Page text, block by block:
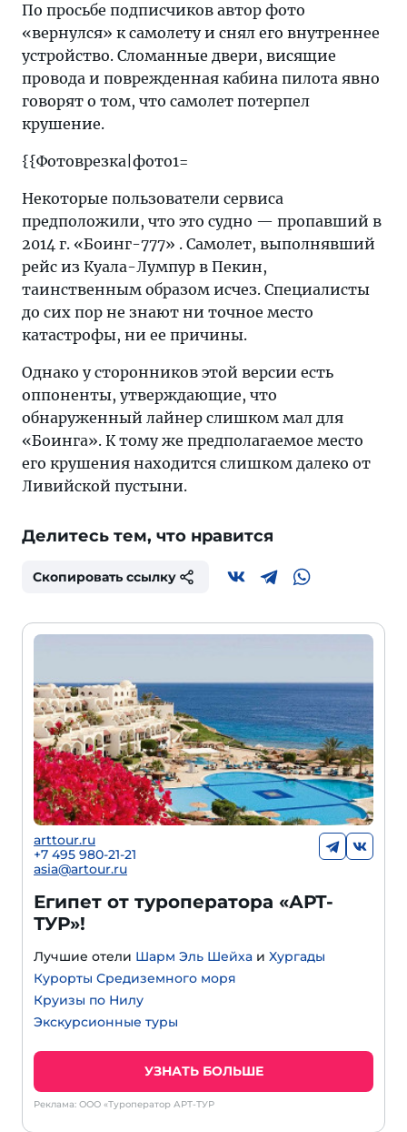
По просьбе подписчиков автор фото
«вернулся» к самолету и снял его внутреннее
устройство. Сломанные двери, висящие
провода и поврежденная кабина пилота явно
говорят о том, что самолет потерпел
крушение.
{{Фотоврезка|фото1=
Некоторые пользователи сервиса
предположили, что это судно — пропавший в
2014 г. «Боинг-777» . Самолет, выполнявший
рейс из Куала-Лумпур в Пекин,
таинственным образом исчез. Специалисты
до сих пор не знают ни точное место
катастрофы, ни ее причины.
Однако у сторонников этой версии есть
оппоненты, утверждающие, что
обнаруженный лайнер слишком мал для
«Боинга». К тому же предполагаемое место
его крушения находится слишком далеко от
Ливийской пустыни.
Делитесь тем, что нравится
Скопировать ссылку
arttour.ru
+7 495 980-21-21
asia@artour.ru
Египет от туроператора «АРТ-
ТУР»!
Лучшие отели Шарм Эль Шейха и Хургады
Курорты Средиземного моря
Круизы по Нилу
Экскурсионные туры
УЗНАТЬ БОЛЬШЕ
Реклама: ООО «Туроператор АРТ-ТУР